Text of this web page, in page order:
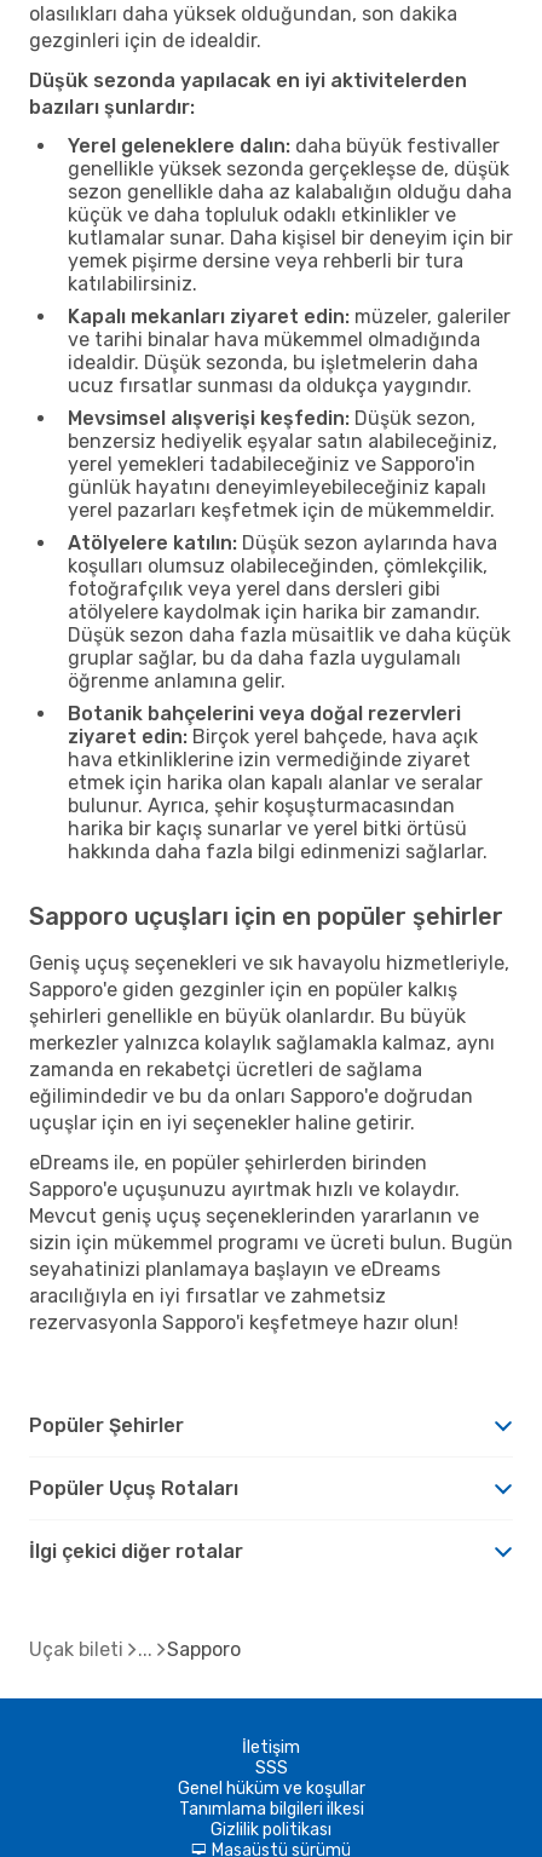
olasılıkları daha yüksek olduğundan, son dakika
gezginleri için de idealdir.
Düşük sezonda yapılacak en iyi aktivitelerden
bazıları şunlardır:
Yerel geleneklere dalın: daha büyük festivaller
genellikle yüksek sezonda gerçekleşse de, düşük
sezon genellikle daha az kalabalığın olduğu daha
küçük ve daha topluluk odaklı etkinlikler ve
kutlamalar sunar. Daha kişisel bir deneyim için bir
yemek pişirme dersine veya rehberli bir tura
katılabilirsiniz.
Kapalı mekanları ziyaret edin: müzeler, galeriler
ve tarihi binalar hava mükemmel olmadığında
idealdir. Düşük sezonda, bu işletmelerin daha
ucuz fırsatlar sunması da oldukça yaygındır.
Mevsimsel alışverişi keşfedin: Düşük sezon,
benzersiz hediyelik eşyalar satın alabileceğiniz,
yerel yemekleri tadabileceğiniz ve Sapporo'in
günlük hayatını deneyimleyebileceğiniz kapalı
yerel pazarları keşfetmek için de mükemmeldir.
Atölyelere katılın: Düşük sezon aylarında hava
koşulları olumsuz olabileceğinden, çömlekçilik,
fotoğrafçılık veya yerel dans dersleri gibi
atölyelere kaydolmak için harika bir zamandır.
Düşük sezon daha fazla müsaitlik ve daha küçük
gruplar sağlar, bu da daha fazla uygulamalı
öğrenme anlamına gelir.
Botanik bahçelerini veya doğal rezervleri
ziyaret edin: Birçok yerel bahçede, hava açık
hava etkinliklerine izin vermediğinde ziyaret
etmek için harika olan kapalı alanlar ve seralar
bulunur. Ayrıca, şehir koşuşturmacasından
harika bir kaçış sunarlar ve yerel bitki örtüsü
hakkında daha fazla bilgi edinmenizi sağlarlar.
Sapporo uçuşları için en popüler şehirler
Geniş uçuş seçenekleri ve sık havayolu hizmetleriyle,
Sapporo'e giden gezginler için en popüler kalkış
şehirleri genellikle en büyük olanlardır. Bu büyük
merkezler yalnızca kolaylık sağlamakla kalmaz, aynı
zamanda en rekabetçi ücretleri de sağlama
eğilimindedir ve bu da onları Sapporo'e doğrudan
uçuşlar için en iyi seçenekler haline getirir.
eDreams ile, en popüler şehirlerden birinden
Sapporo'e uçuşunuzu ayırtmak hızlı ve kolaydır.
Mevcut geniş uçuş seçeneklerinden yararlanın ve
sizin için mükemmel programı ve ücreti bulun. Bugün
seyahatinizi planlamaya başlayın ve eDreams
aracılığıyla en iyi fırsatlar ve zahmetsiz
rezervasyonla Sapporo'i keşfetmeye hazır olun!
Popüler Şehirler
Popüler Uçuş Rotaları
İlgi çekici diğer rotalar
Uçak bileti Sapporo
İletişim
SSS
Genel hüküm ve koşullar
Tanımlama bilgileri ilkesi
Gizlilik politikası
d Masaüstü sürümü